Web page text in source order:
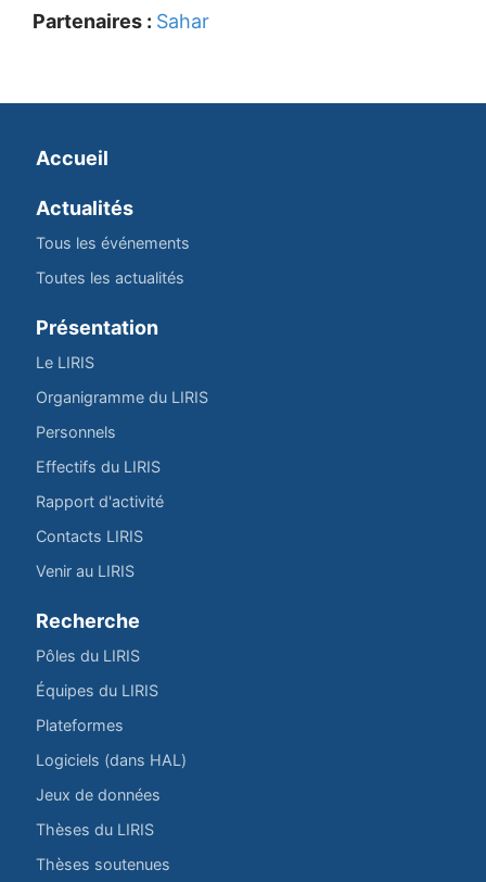
Partenaires : Sahar
Accueil
Actualités
Tous les événements
Toutes les actualités
Présentation
Le LIRIS
Organigramme du LIRIS
Personnels
Effectifs du LIRIS
Rapport d'activité
Contacts LIRIS
Venir au LIRIS
Recherche
Pôles du LIRIS
Équipes du LIRIS
Plateformes
Logiciels (dans HAL)
Jeux de données
Thèses du LIRIS
Thèses soutenues